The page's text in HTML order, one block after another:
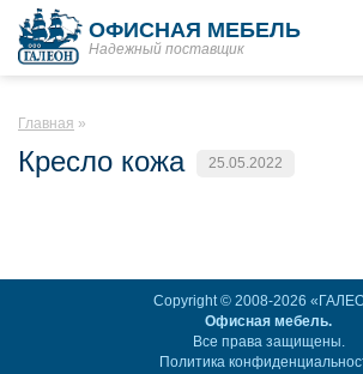
ОФИСНАЯ МЕБЕЛЬ
Надежный поставщик
Главная
Кресло кожа 25.05.2022
Copyright © 2008-2026
Офисная мебель.
Все права защищены.
Политика